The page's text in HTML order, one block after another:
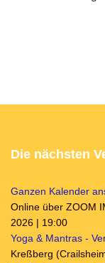
Die nächsten
Ganzen Kalender
Online über ZOOM
2026 | 19:00
Yoga & Mantras -
Kreßberg